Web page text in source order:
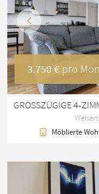
Vorherige
3.750 € pro
Möblierte